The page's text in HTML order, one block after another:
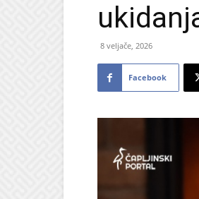
8 veljače, 2026
Facebook